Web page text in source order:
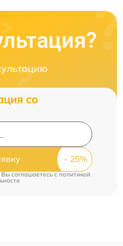
со
соглашаетесь c политикой